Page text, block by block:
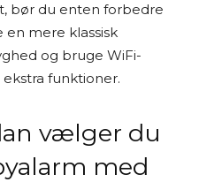
bør du enten forbedre
mere klassisk
og bruge WiFi-
funktioner.
vælger du
med